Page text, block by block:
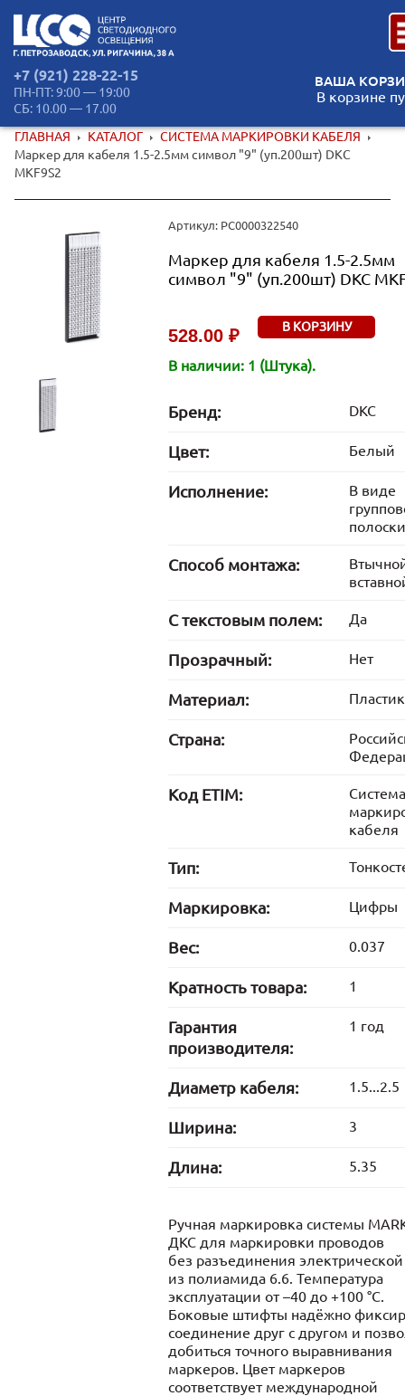
+7 (921) 228-22-15
ПН-ПТ: 9:00 — 19:00
СБ: 10.00 — 17.00
ВАША
В корзине
ГЛАВНАЯ КАТАЛОГ
СИСТЕМА МАРКИРОВКИ КАБЕЛЯ
Маркер для кабеля 1.5-2.5мм символ "9" (уп.200шт) DKC
MKF9S2
Артикул: РС0000322540
Маркер для кабеля 1.5-2.5мм
символ "9" (уп.200шт) DKC
528.00 ₽ В КОРЗИНУ
В наличии: 1 (Штука).
Бренд: DKC
Цвет: Белый
Исполнение:
В виде
полоски
Способ монтажа:
С текстовым полем: Да
Прозрачный: Нет
Материал: Пластик
Страна:
Код ETIM:
Система
кабеля
Тип:
Маркировка: Цифры
Вес: 0.037
Кратность товара: 1
Гарантия
производителя:
1 год
Диаметр кабеля: 1.5...2.5
Ширина: 3
Длина: 5.35
Ручная маркировка системы
ДКС для маркировки проводов
без разъединения
из полиамида 6.6. Температура
эксплуатации от –40 до +100 °С.
Боковые штифты надёжно
соединение друг с другом и
добиться точного выравнивания
маркеров. Цвет маркеров
соответствует международной